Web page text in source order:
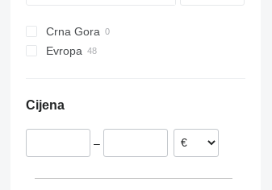
ZWP
T700
T900
ZWF
Crna Gora
Evropa
Rumunija
Finska
Cijena
–